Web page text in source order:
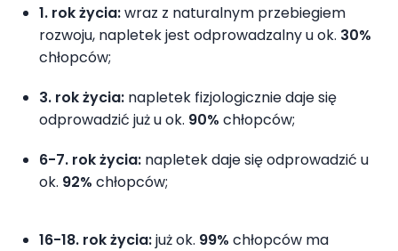
1. rok życia:wraz z naturalnym przebiegiem
rozwoju, napletek jest odprowadzalny u ok. 30%
chłopców;
3. rok życia: napletek fizjologicznie daje się
odprowadzić już u ok. 90% chłopców;
6-7. rok życia: napletek daje się odprowadzić u
ok. 92% chłopców;
16-18. rok życia:już ok. 99% chłopców ma